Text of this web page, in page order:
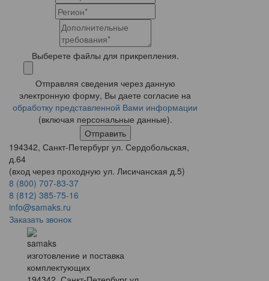
Выберете файлы для прикрепления.
Отправляя сведения через данную
электронную форму, Вы даете согласие на
обработку представленной Вами информации
(включая персональные данные).
194342, Санкт-Петербург ул. Сердобольская,
д.64
(вход через проходную ул. Лисичанская д.5)
8 (800) 707-83-37
8 (812) 385-75-16
info@samaks.ru
Заказать звонок
samaks
изготовление и поставка
комплектующих